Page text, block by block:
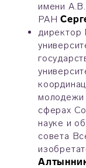
имени
РАН
директор
молодежи
сферах
науке и
совета